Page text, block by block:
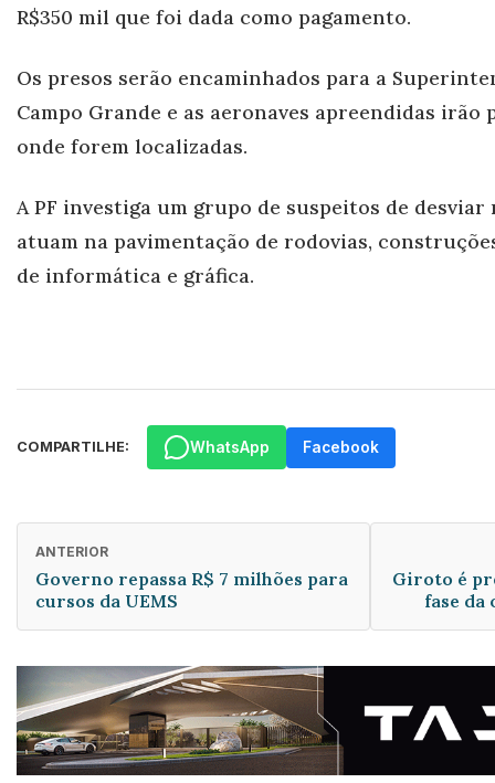
R$350 mil que foi dada como pagamento.
Os presos serão encaminhados para a
Campo Grande e as aeronaves apreendidas irão
onde forem localizadas.
A PF investiga um grupo de suspeitos de
atuam na pavimentação de rodovias,
de informática e gráfica.
COMPARTILHE: WhatsApp Facebook
ANTERIOR
Governo repassa R$ 7 milhões para
cursos da UEMS
Giroto é
fase da